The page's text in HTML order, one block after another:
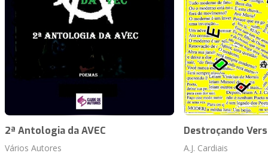
2ª Antologia da AVEC
Vários Autores
Destroçando
A.J. Cardiais